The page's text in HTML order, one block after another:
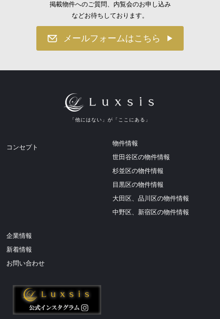
ご成約のお知らせ
ご成約のお知らせ
2026.07.11
販売開始のお知らせ 【Luxsis 文京区大塚 8期】
販売開始のお知らせ 【Luxsis 桜上水 Vol.33】
2026.07.07
販売開始のお知らせ 【Luxsis 阿佐谷北 26期】
2026.06.30
2026.06.30
販売開始のお知らせ 【Luxsis 千歳烏山 Vol.32】
掲載物件へのご質問、内覧会のお申し込み
などお待ちしております。
メールフォームはこちら
「他にはない」が「ここにある」
コンセプト
物件情報
世田谷区の物件情報
杉並区の物件情報
目黒区の物件情報
大田区、品川区の物件情報
中野区、新宿区の物件情報
企業情報
新着情報
お問い合わせ